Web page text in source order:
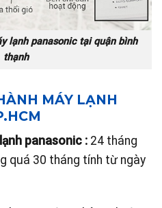
lạnh panasonic tại quận bình
thạnh
MÁY LẠNH
panasonic : 24 tháng
quá 30 tháng tính từ ngày